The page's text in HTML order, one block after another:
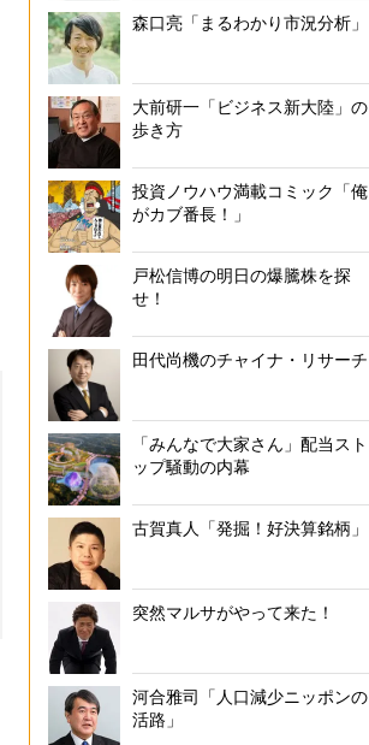
森口亮「まるわかり市況分析」
大前研一「ビジネス新大陸」の
歩き方
投資ノウハウ満載コミック「俺
がカブ番長！」
戸松信博の明日の爆騰株を探
せ！
田代尚機のチャイナ・リサーチ
「みんなで大家さん」配当スト
ップ騒動の内幕
古賀真人「発掘！好決算銘柄」
突然マルサがやって来た！
河合雅司「人口減少ニッポンの
活路」